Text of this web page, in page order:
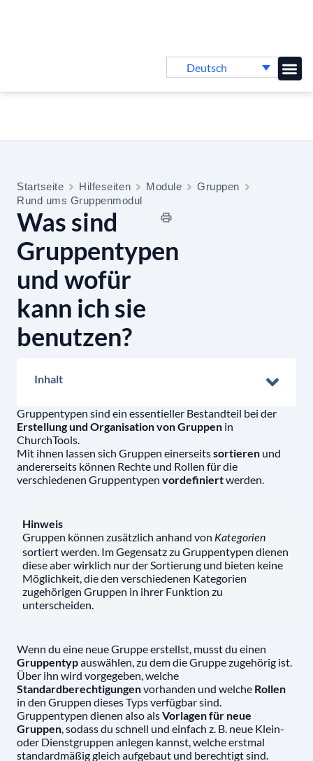
Deutsch
Startseite Hilfeseiten Module
Gruppen
Rund ums Gruppenmodul
Was sind
Gruppentypen
und wofür
kann ich sie
benutzen?
Inhalt
Gruppentypen sind ein essentieller Bestandteil bei der
Erstellung und Organisation von Gruppen in
ChurchTools.
Mit ihnen lassen sich Gruppen einerseitssortieren und
andererseits können Rechte und Rollen für die
verschiedenen Gruppentypen vordefiniertwerden.
Hinweis
Gruppen können zusätzlich anhand von Kategorien
sortiert werden. Im Gegensatz zu Gruppentypen dienen
diese aber wirklich nur der Sortierung und bieten keine
Möglichkeit, die den verschiedenen Kategorien
zugehörigen Gruppen in ihrer Funktion zu
unterscheiden.
Wenn du eine neue Gruppe erstellst, musst du einen
Gruppentypauswählen, zu dem die Gruppe zugehörig ist.
Über ihn wird vorgegeben, welche
Standardberechtigungenvorhanden und welche Rollen
in den Gruppen dieses Typs verfügbar sind.
Gruppentypen dienen also alsVorlagen für neue
Gruppen, sodass du schnell und einfach z. B. neue Klein-
oder Dienstgruppen anlegen kannst, welche erstmal
standardmäßig gleich aufgebaut und berechtigt sind.